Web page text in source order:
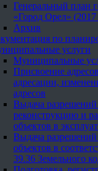
Генеральный план
«Город Орел» (2017
Архив
по
услуги
Муниципальные
Присвоение
адресации,
адресов
Выдача разрешений
реконструкцию и
объектов в
Выдача
объектов в
39.36 Земельного